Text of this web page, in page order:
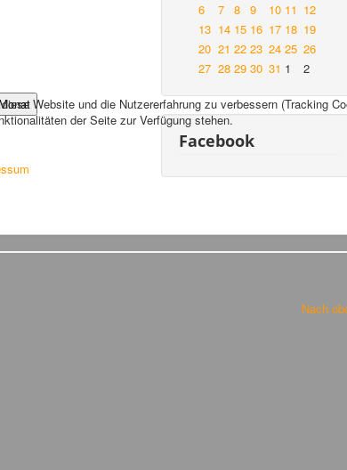
6
7 8 9 10 11 12
13 14 15 16 17 18 19
20 21 22 23 24 25 26
27 28 29 30 31 1 2
Facebook
Nach
Website und die Nutzererfahrung zu verbessern (Tracking
der Seite zur Verfügung stehen.